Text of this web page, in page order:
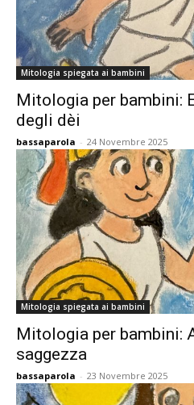
Mitologia spiegata ai bambini
Mitologia per bambini:
degli dèi
bassaparola - 24 Novembre 2025
Mitologia spiegata ai bambini
Mitologia per bambini:
saggezza
bassaparola - 23 Novembre 2025